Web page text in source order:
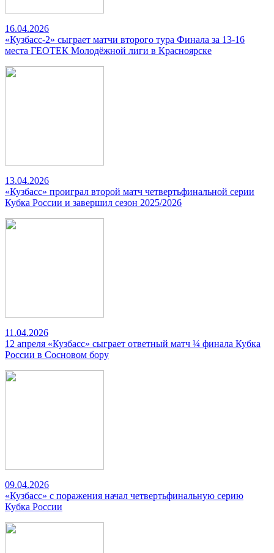
16.04.2026
«Кузбасс-2» сыграет матчи второго тура Финала за 13-16
места ГЕОТЕК Молодёжной лиги в Красноярске
13.04.2026
«Кузбасс» проиграл второй матч четвертьфинальной серии
Кубка России и завершил сезон 2025/2026
11.04.2026
12 апреля «Кузбасс» сыграет ответный матч ¼ финала Кубка
России в Сосновом бору
09.04.2026
«Кузбасс» с поражения начал четвертьфинальную серию
Кубка России